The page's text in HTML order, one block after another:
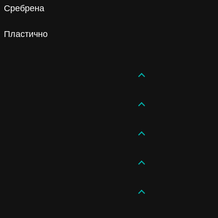
Сребрена
Пластично